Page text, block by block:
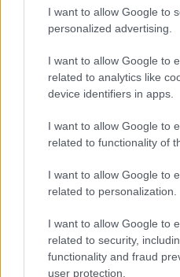
I want to allow Google to
personalized advertising.
I want to allow Google to
related to analytics like
device identifiers in apps.
I want to allow Google to
related to functionality of
I want to allow Google to
related to personalization.
I want to allow Google to
related to security,
functionality and fraud
user protection.
A szesz
Szent Gaál pincéjének
2008. október 11.
Néha - Albert gazdához
elgondolkodom azon,
istent keresek én egy
gyümölcsös illatot?
komplexet? Nagy testet,
netán harmóniát? Vagy
Csajok előnyben
A Borfesztivál 2. napja